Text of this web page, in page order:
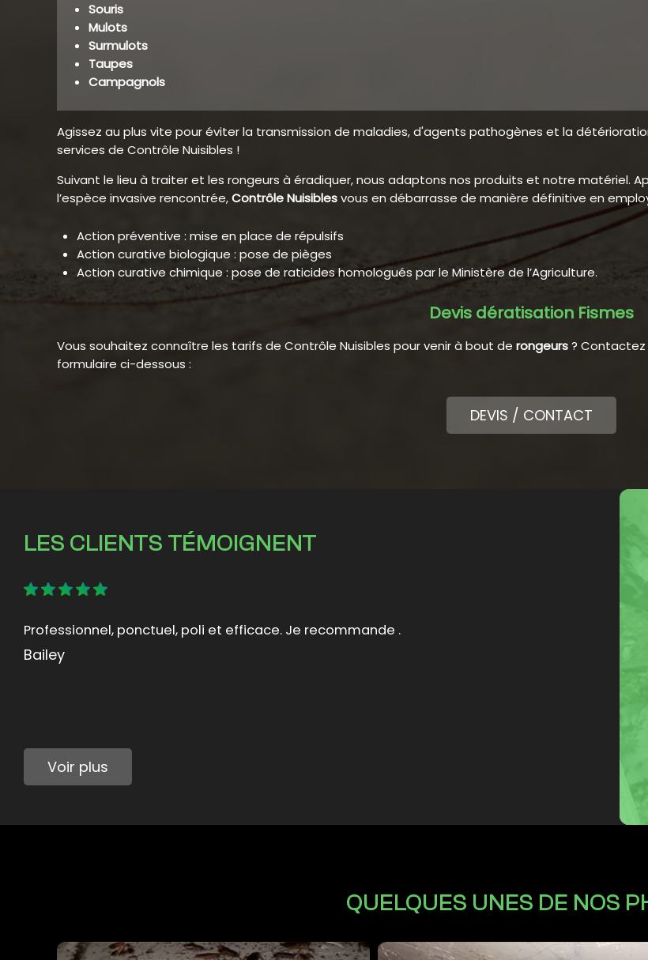
Souris
Mulots
Surmulots
Taupes
Campagnols
Agissez au plus vite pour éviter la transmission de maladies, d'agents pathogènes et la
services de Contrôle Nuisibles !
Suivant le lieu à traiter et les rongeurs à éradiquer, nous adaptons nos produits et notre matériel.
l’espèce invasive rencontrée,Contrôle Nuisiblesvous en débarrasse de manière définitive en
Action préventive : mise en place de répulsifs
Action curative biologique : pose de pièges
Action curative chimique : pose de raticides homologués par le Ministère de l’Agriculture.
Devis dératisation Fismes
Vous souhaitez connaître les tarifs de Contrôle Nuisibles pour venir à bout de rongeurs?
formulaire ci-dessous :
DEVIS / CONTACT
LES CLIENTS TÉMOIGNENT
Intervention « éclair » et très professionnelle Très bon accueil et disponible pour les
explications Je recommande
Voir plus
QUELQUES UNES DE NOS